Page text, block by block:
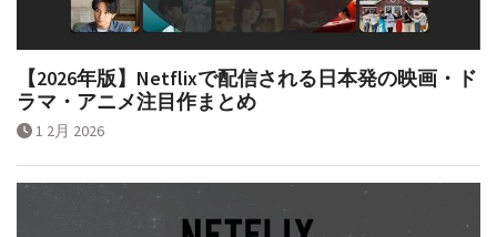
【2026年版】Netflixで配信される日本発の映画・ド
ラマ・アニメ注目作まとめ
1 2月 2026